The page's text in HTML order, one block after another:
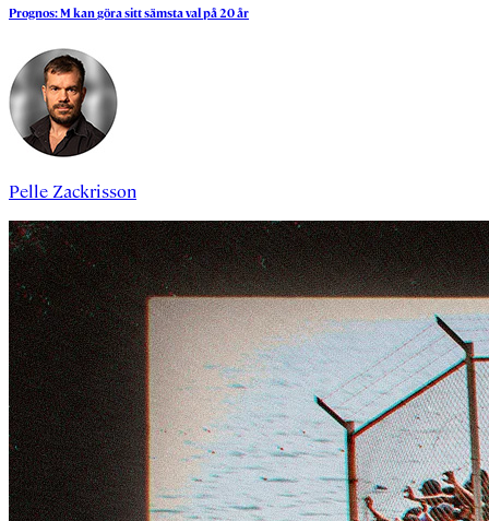
Prognos:M kangörasittsämstavalpå20år
Pelle Zackrisson